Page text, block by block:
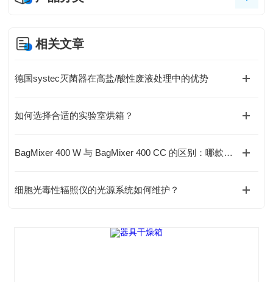
相关文章
德国systec灭菌器在高盐/酸性废液处理中的优势
如何选择合适的实验室烘箱？
BagMixer 400 W 与 BagMixer 400 CC 的区别：哪款更适合你的实验室？
细胞光毒性辐照仪的光源系统如何维护？